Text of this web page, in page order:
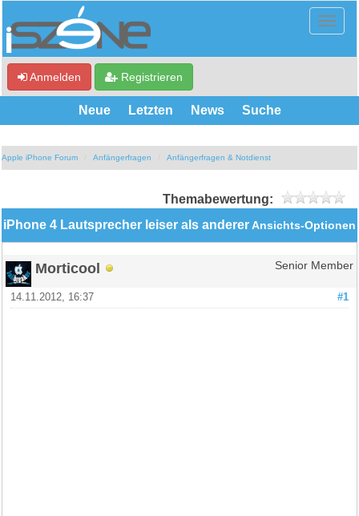
Anmelden Registrieren
Neue Letzten News Suche
Apple iPhone Forum Anfängerfragen Anfängerfragen & Notdienst
Themabewertung:
Ansichts-Optionen
iPhone 4 Lautsprecher leiser als anderer
Morticool Senior Member
#1
14.11.2012, 16:37